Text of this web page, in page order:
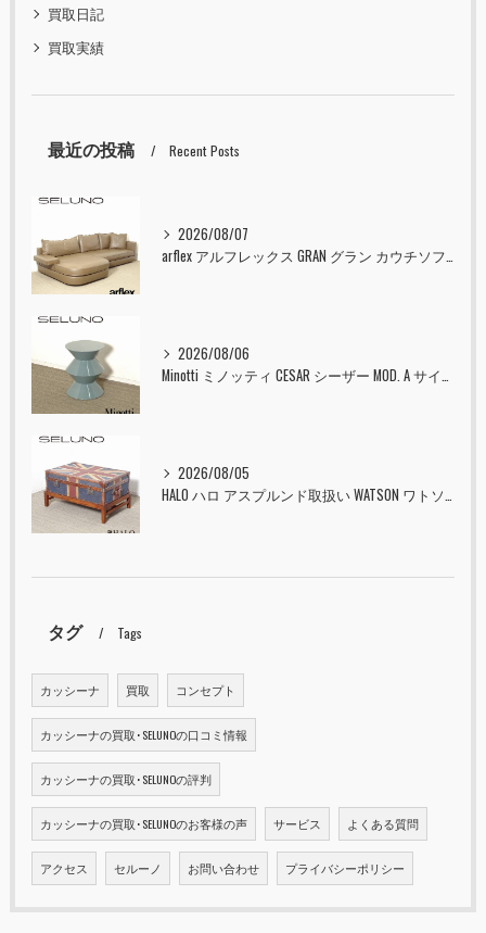
買取日記
買取実績
最近の投稿 Recent Posts
2026/08/07
2026/08/06
2026/08/05
タグ Tags
カッシーナ 買取 コンセプト
カッシーナの買取･SELUNOの口コミ情報
カッシーナの買取･SELUNOの評判
カッシーナの買取･SELUNOのお客様の声 サービス よくある質問
アクセス セルーノ お問い合わせ プライバシーポリシー